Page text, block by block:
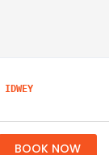
BOOK NOW
IDWEY